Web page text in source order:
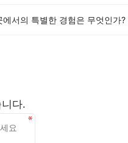
에서의 특별한 경험은 무엇인가?
다.